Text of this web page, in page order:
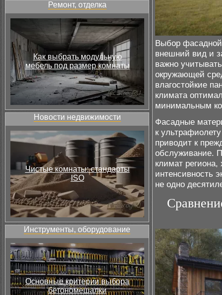
Ремонт, отделка
Как выбрать модульную
мебель под размер комнаты
Новости недвижимости
Чистые комнаты: стандарты
ISO
Инструменты, оборудование
Основные критерии выбора
бетономешалки
Выбор
внешний вид и
важно
окружающей
влагостойкие
климата
минимальным
Фасадные
к
приводит к
обслуживание.
климат
интенсивность
не одно